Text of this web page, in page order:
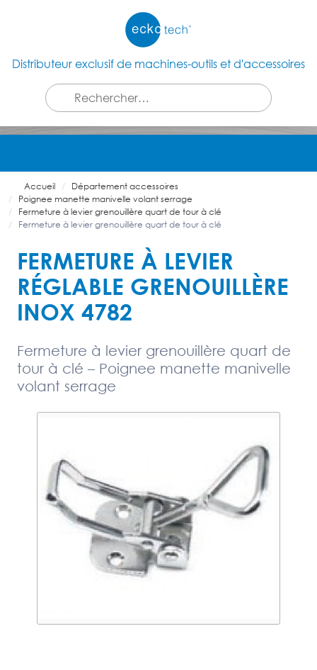
Distributeur exclusif de machines-outils et d'accessoires
Accueil
Département accessoires
Poignee manette manivelle volant serrage
Fermeture à levier grenouillère quart de tour à clé
Fermeture à levier grenouillère quart de tour à clé
FERMETURE À LEVIER
RÉGLABLE GRENOUILLÈRE
INOX 4782
Fermeture à levier grenouillère quart de
tour à clé – Poignee manette manivelle
volant serrage